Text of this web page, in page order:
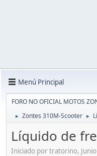
Menú Principal
FORO NO OFICIAL MOTOS
► Zontes 310M-Scooter ►
Líquido de
Iniciado por tratorino,